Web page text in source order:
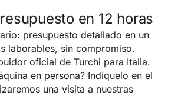
en 12 horas
presupuesto detallado en un
laborables, sin compromiso.
oficial de Turchi para Italia.
en persona? Indíquelo en el
una visita a nuestras